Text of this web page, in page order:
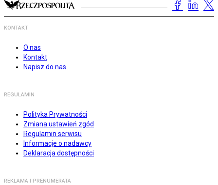
KONTAKT
O nas
Kontakt
Napisz do nas
REGULAMIN
Polityka Prywatności
Zmiana ustawień zgód
Regulamin serwisu
Informacje o nadawcy
Deklaracja dostępności
REKLAMA I PRENUMERATA